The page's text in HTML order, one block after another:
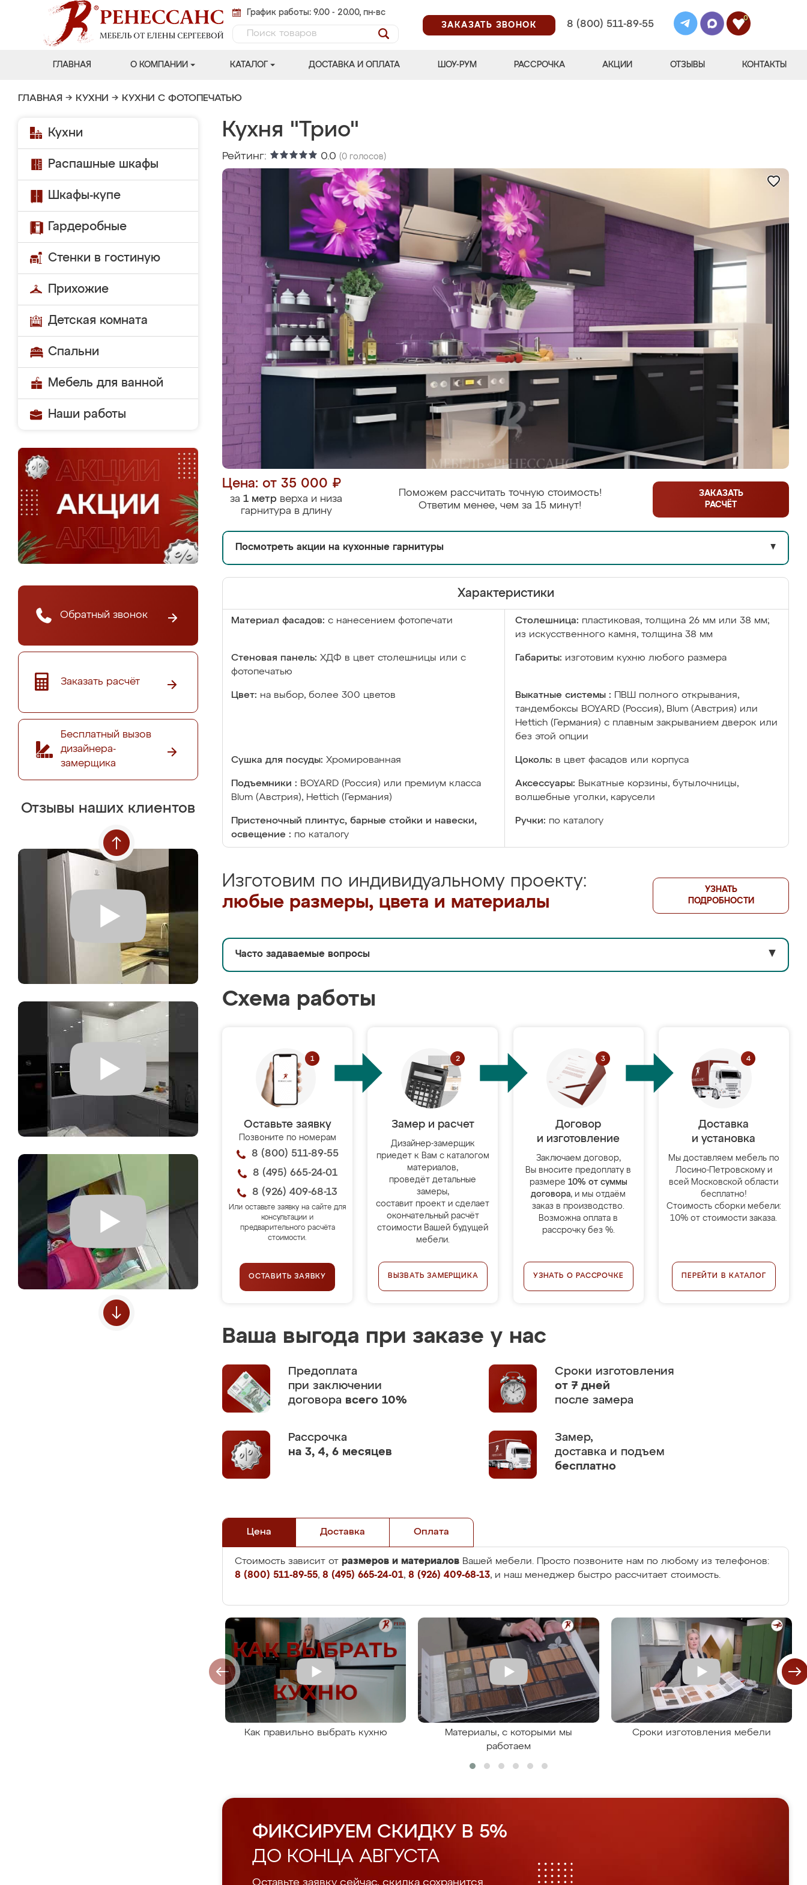
График работы: 9.00 - 20.00, пн-вс
ЗАКАЗАТЬ ЗВОНОК
8 (800) 511-89-55
0
ГЛАВНАЯ О КОМПАНИИ КАТАЛОГ ДОСТАВКА И ОПЛАТА ШОУ-РУМ РАССРОЧКА АКЦИИ ОТЗЫВЫ КОНТАКТЫ
ГЛАВНАЯ → КУХНИ → КУХНИ С ФОТОПЕЧАТЬЮ
Кухни
Распашные шкафы
Шкафы-купе
Гардеробные
Стенки в гостиную
Прихожие
Детская комната
Спальни
Мебель для ванной
Наши работы
Обратный звонок
Заказать расчёт
Бесплатный вызов
дизайнера-
замерщика
Отзывы наших клиентов
Кухня "Трио"
Рейтинг: 0.0 (0 голосов)
Цена: от 35 000 ₽
за 1 метр верха и низа
гарнитура в длину
Поможем рассчитать точную стоимость!
Ответим менее, чем за 15 минут!
ЗАКАЗАТЬ
РАСЧЁТ
Посмотреть акции на кухонные гарнитуры ▼
Характеристики
Материал фасадов: с нанесением фотопечати Столешница: пластиковая, толщина 26 мм или 38 мм;
из искусственного камня, толщина 38 мм
Стеновая панель: ХДФ в цвет столешницы или с
фотопечатью
Габариты: изготовим кухню любого размера
Цвет: на выбор, более 300 цветов Выкатные системы :
ПВШ полного открывания,
тандембоксы BOYARD (Россия), Blum (Австрия) или
Hettich (Германия) с плавным закрыванием дверок или
без этой опции
Сушка для посуды: Хромированная Цоколь: в цвет фасадов или корпуса
Подъемники : BOYARD (Россия) или премиум класса
Blum (Австрия), Hettich (Германия)
Аксессуары: Выкатные корзины, бутылочницы,
волшебные уголки, карусели
Пристеночный плинтус, барные стойки и навески,
освещение : по каталогу
Ручки: по каталогу
Изготовим по индивидуальному проекту:
любые размеры, цвета и материалы
УЗНАТЬ
ПОДРОБНОСТИ
Часто задаваемые вопросы ▼
Схема работы
Оставьте заявку
Позвоните по номерам
8 (800) 511-89-55
8 (495) 665-24-01
8 (926) 409-68-13
Или оставьте заявку на сайте для
консультации и
предварительного расчёта
стоимости.
ОСТАВИТЬ ЗАЯВКУ
Замер и расчет
Дизайнер-замерщик
приедет к Вам с каталогом
материалов,
проведёт детальные
замеры,
составит проект и сделает
окончательный расчёт
стоимости Вашей будущей
мебели.
ВЫЗВАТЬ ЗАМЕРЩИКА
Договор
и изготовление
Заключаем договор,
Вы вносите предоплату в
размере 10% от суммы
договора, и мы отдаём
заказ в производство.
Возможна оплата в
рассрочку без %.
УЗНАТЬ О РАССРОЧКЕ
Доставка
и установка
Мы доставляем мебель по
Лосино-Петровскому и
всей Московской области
бесплатно!
Стоимость сборки мебели:
10% от стоимости заказа.
ПЕРЕЙТИ В КАТАЛОГ
Ваша выгода при заказе у нас
Предоплата
при заключении
договора всего 10%
Сроки изготовления
от 7 дней
после замера
Рассрочка
на 3, 4, 6 месяцев
Замер,
доставка и подъем
бесплатно
Цена Доставка Оплата
Стоимость зависит от размеров и материалов Вашей мебели. Просто позвоните нам по любому из телефонов:
8 (800) 511-89-55, 8 (495) 665-24-01, 8 (926) 409-68-13, и наш менеджер быстро рассчитает стоимость.
Как правильно выбрать кухню
Материалы, с которыми мы
работаем
Сроки изготовления мебели
ФИКСИРУЕМ СКИДКУ В 5%
ДО КОНЦА АВГУСТА
Оставьте заявку сейчас, скидка сохранится.